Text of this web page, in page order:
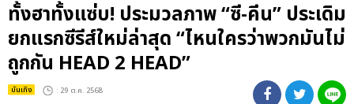
ทั้งฮาทั้งแซ่บ! ประมวลภาพ “ซี-คีน” ประเดิม
ยกแรกซีรีส์ใหม่ล่าสุด “ไหนใครว่าพวกมันไม่
ถูกกัน HEAD 2 HEAD”
บันเทิง : 29 ต.ค. 2568